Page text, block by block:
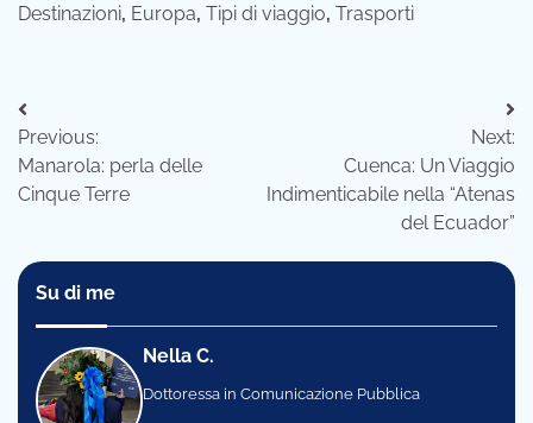
Destinazioni, Europa, Tipi di viaggio, Trasporti
Navigazione
articoli
Previous:
Manarola: perla delle
Cinque Terre
Next:
Cuenca: Un Viaggio
Indimenticabile nella “Atenas
del Ecuador”
Su di me
Nella C.
Dottoressa in Comunicazione Pubblica